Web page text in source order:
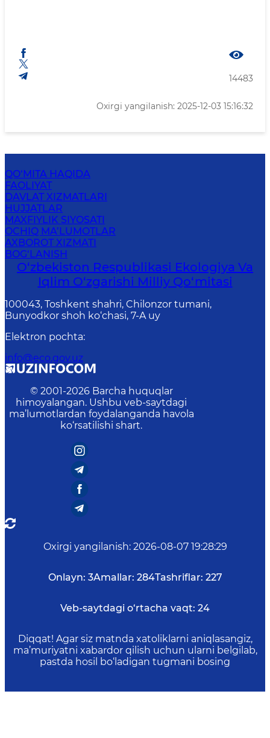
14483
Oxirgi yangilanish: 2025-12-03 15:16:32
QO‘MITA HAQIDA
FAOLIYAT
DAVLAT XIZMATLARI
HUJJATLAR
MAXFIYLIK SIYOSATI
OCHIQ MA’LUMOTLAR
AXBOROT XIZMATI
BOG‘LANISH
O‘zbekiston Respublikasi Ekologiya Va
Iqlim O‘zgarishi Milliy Qo‘mitasi
100043, Toshkent shahri, Chilonzor tumani,
Bunyodkor shoh ko‘chasi, 7-A uy
Elektron pochta:
info@eco.gov.uz
© 2001-2026 Barcha huquqlar
himoyalangan. Ushbu veb-saytdagi
ma’lumotlardan foydalanganda havola
ko‘rsatilishi shart.
Oxirgi yangilanish: 2026-08-07 19:28:29
Onlayn: 3Amallar: 284Tashriflar: 227
Veb-saytdagi o‘rtacha vaqt: 24
Diqqat! Agar siz matnda xatoliklarni aniqlasangiz,
ma’muriyatni xabardor qilish uchun ularni belgilab,
pastda hosil bo‘ladigan tugmani bosing